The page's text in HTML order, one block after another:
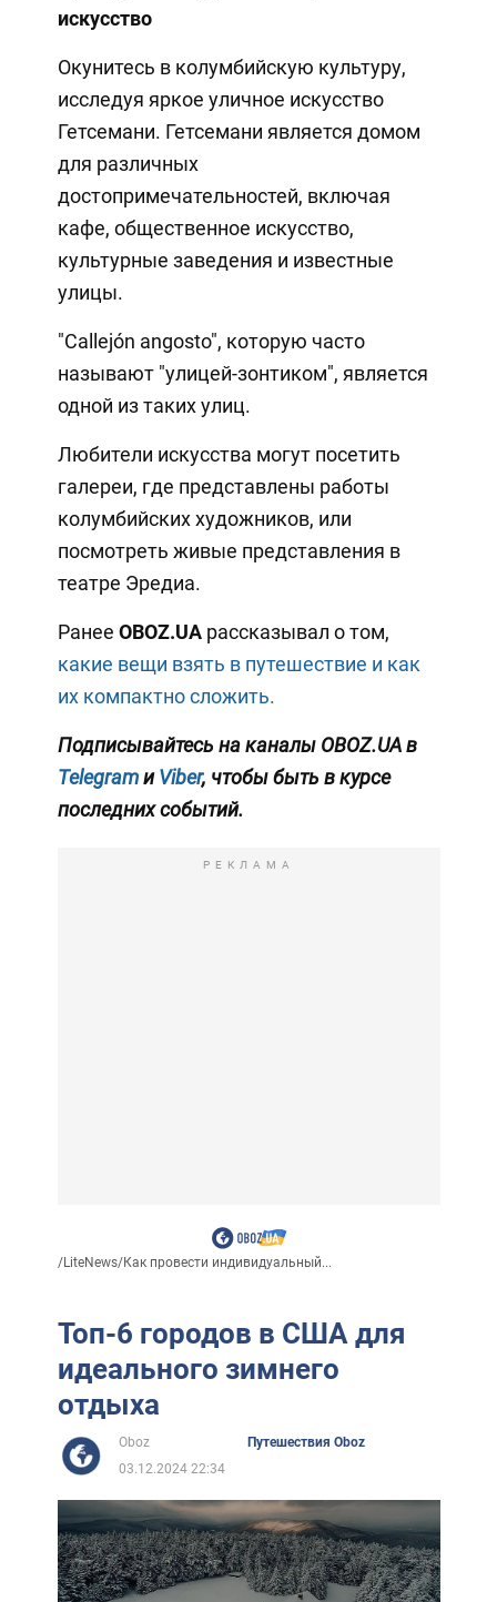
искусство
Окунитесь в колумбийскую культуру,
исследуя яркое уличное искусство
Гетсемани. Гетсемани является домом
для различных
достопримечательностей, включая
кафе, общественное искусство,
культурные заведения и известные
улицы.
"Callejón angosto", которую часто
называют "улицей-зонтиком", является
одной из таких улиц.
Любители искусства могут посетить
галереи, где представлены работы
колумбийских художников, или
посмотреть живые представления в
театре Эредиа.
Ранее OBOZ.UAрассказывал о том,
какие вещи взять в путешествие и как
их компактно сложить.
Подписывайтесь на каналы OBOZ.UA в
TelegramиViber, чтобы быть в курсе
последних событий.
РЕКЛАМА
/LiteNews/Как провести индивидуальный...
Топ-6 городов в США для
идеального зимнего
отдыха
Oboz
Путешествия Oboz
03.12.2024 22:34